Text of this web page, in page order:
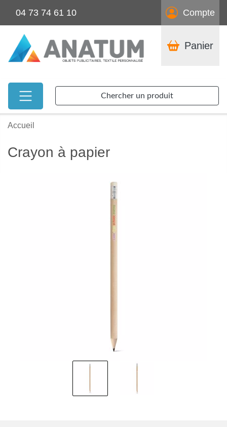
04 73 74 61 10 Compte
Panier
Chercher un produit
Accueil
Crayon à papier